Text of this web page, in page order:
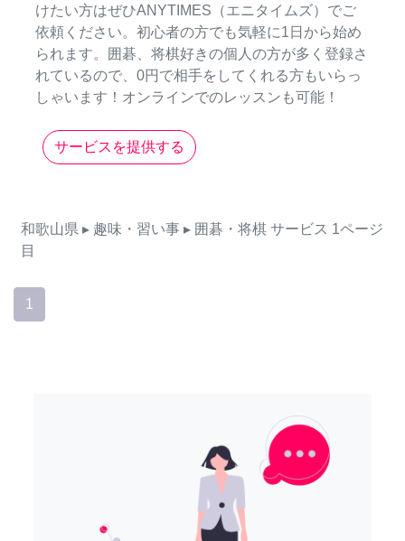
けたい方はぜひANYTIMES（エニタイムズ）でご
依頼ください。初心者の方でも気軽に1日から始め
られます。囲碁、将棋好きの個人の方が多く登録さ
れているので、0円で相手をしてくれる方もいらっ
しゃいます！オンラインでのレッスンも可能！
サービスを提供する
和歌山県 ▸ 趣味・習い事 ▸ 囲碁・将棋 サービス 1ページ
目
1